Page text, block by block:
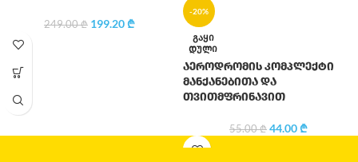
249.00₾ 199.20₾
-20%
ᲒᲐᲧᲘ
ᲓᲣᲚᲘ
აეროდრომის კომპლექტი
მანქანებითა და
თვითმფრინავით
55.00₾ 44.00₾